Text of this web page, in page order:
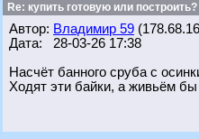
Re: купить готовую или построить?
Автор: Владимир 59
Дата: 28-03-26 17:38
Насчёт банного сруба с
Ходят эти байки, а живьём